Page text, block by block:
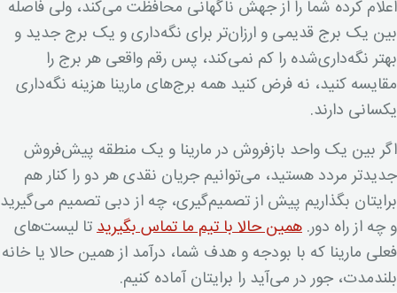
اعلام کرده شما را از جهش ناگهانی محافظت می‌کند، ولی فاصله
بین یک برج قدیمی و ارزان‌تر برای نگه‌داری و یک برج جدید و
بهتر نگه‌داری‌شده را کم نمی‌کند، پس رقم واقعی هر برج را
مقایسه کنید، نه فرض کنید همه برج‌های مارینا هزینه نگه‌داری
یکسانی دارند.
اگر بین یک واحد بازفروش در مارینا و یک منطقه پیش‌فروش
جدیدتر مردد هستید، می‌توانیم جریان نقدی هر دو را کنار هم
برایتان بگذاریم پیش از تصمیم‌گیری، چه از دبی تصمیم می‌گیرید
و چه از راه دور. همین حالا با تیم ما تماس بگیریدتا لیست‌های
فعلی مارینا که با بودجه و هدف شما، درآمد از همین حالا یا خانه
بلندمدت، جور در می‌آید را برایتان آماده کنیم.